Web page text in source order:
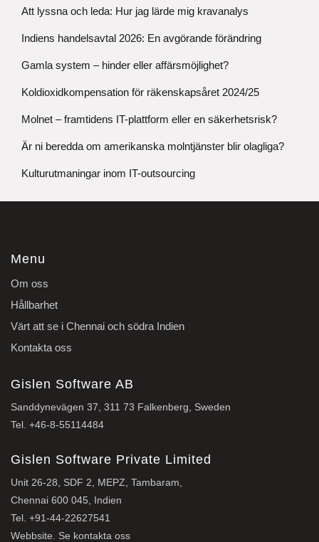
Att lyssna och leda: Hur jag lärde mig kravanalys
Indiens handelsavtal 2026: En avgörande förändring
Gamla system – hinder eller affärsmöjlighet?
Koldioxidkompensation för räkenskapsåret 2024/25
Molnet – framtidens IT-plattform eller en säkerhetsrisk?
Är ni beredda om amerikanska molntjänster blir olagliga?
Kulturutmaningar inom IT-outsourcing
Menu
Om oss
Hållbarhet
Värt att se i Chennai och södra Indien
Kontakta oss
Gislen Software AB
Sanddynevägen 37, 311 73 Falkenberg, Sweden
Tel. +46-8-55114484
Gislen Software Private Limited
Unit 26-28, SDF 2, MEPZ, Tambaram,
Chennai 600 045, Indien
Tel. +91-44-22627541
Webbsite. Se kontakta oss